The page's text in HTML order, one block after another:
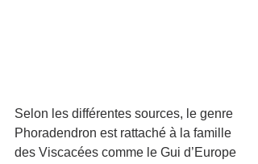
Selon les différentes sources, le genre
Phoradendron est rattaché à la famille
des Viscacées comme le Gui d’Europe